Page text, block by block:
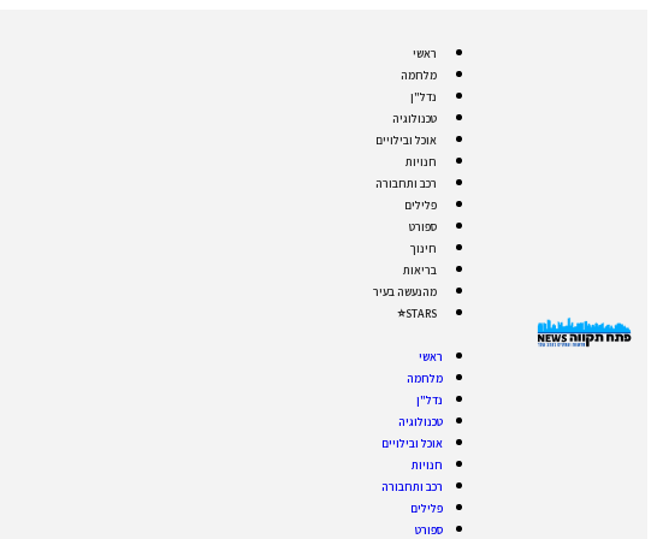
ראשי
מלחמה
נדל"ן
טכנולוגיה
אוכל ובילויים
חנויות
רכב ותחבורה
פלילים
ספורט
חינוך
בריאות
מהנעשה בעיר
STARS⭐
ראשי
מלחמה
נדל"ן
טכנולוגיה
אוכל ובילויים
חנויות
רכב ותחבורה
פלילים
ספורט